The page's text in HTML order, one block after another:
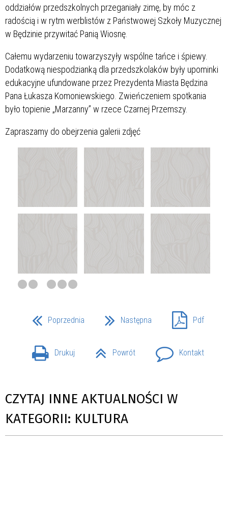
oddziałów przedszkolnych przeganiały zimę, by móc z
radością i w rytm werblistów z Państwowej Szkoły Muzycznej
w Będzinie przywitać Panią Wiosnę.
Całemu wydarzeniu towarzyszyły wspólne tańce i śpiewy.
Dodatkową niespodzianką dla przedszkolaków były upominki
edukacyjne ufundowane przez Prezydenta Miasta Będzina
Pana Łukasza Komoniewskiego. Zwieńczeniem spotkania
było topienie „Marzanny” w rzece Czarnej Przemszy.
Zapraszamy do obejrzenia galerii zdjęć
Poprzednia Następna Pdf
Drukuj Powrót Kontakt
CZYTAJ INNE AKTUALNOŚCI W
KATEGORII: KULTURA